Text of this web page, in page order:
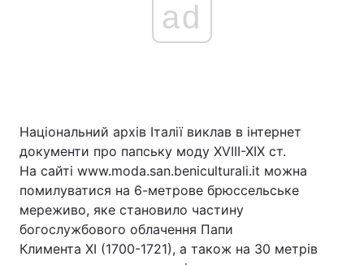
ad
Національний архів Італії виклав в інтернет
документи про папську моду XVIII-XIX ст.
На сайті www.moda.san.beniculturali.it можна
помилуватися на 6-метрове брюссельське
мереживо, яке становило частину
богослужбового облачення Папи
Климента XI (1700-1721), а також на 30 метрів